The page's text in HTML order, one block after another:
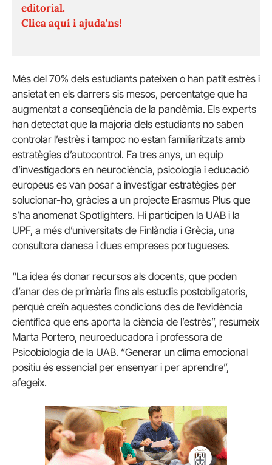
editorial.
Clica aquí i ajuda'ns!
Més del 70% dels estudiants pateixen o han patit estrès i
ansietat en els darrers sis mesos, percentatge que ha
augmentat a conseqüència de la pandèmia. Els experts
han detectat que la majoria dels estudiants no saben
controlar l’estrès i tampoc no estan familiaritzats amb
estratègies d’autocontrol. Fa tres anys, un equip
d’investigadors en neurociència, psicologia i educació
europeus es van posar a investigar estratègies per
solucionar-ho, gràcies a un projecte Erasmus Plus que
s’ha anomenat Spotlighters. Hi participen la UAB i la
UPF, a més d’universitats de Finlàndia i Grècia, una
consultora danesa i dues empreses portugueses.
“La idea és donar recursos als docents, que poden
d’anar des de primària fins als estudis postobligatoris,
perquè creïn aquestes condicions des de l’evidència
científica que ens aporta la ciència de l’estrès”, resumeix
Marta Portero, neuroeducadora i professora de
Psicobiologia de la UAB. “Generar un clima emocional
positiu és essencial per ensenyar i per aprendre”,
afegeix.